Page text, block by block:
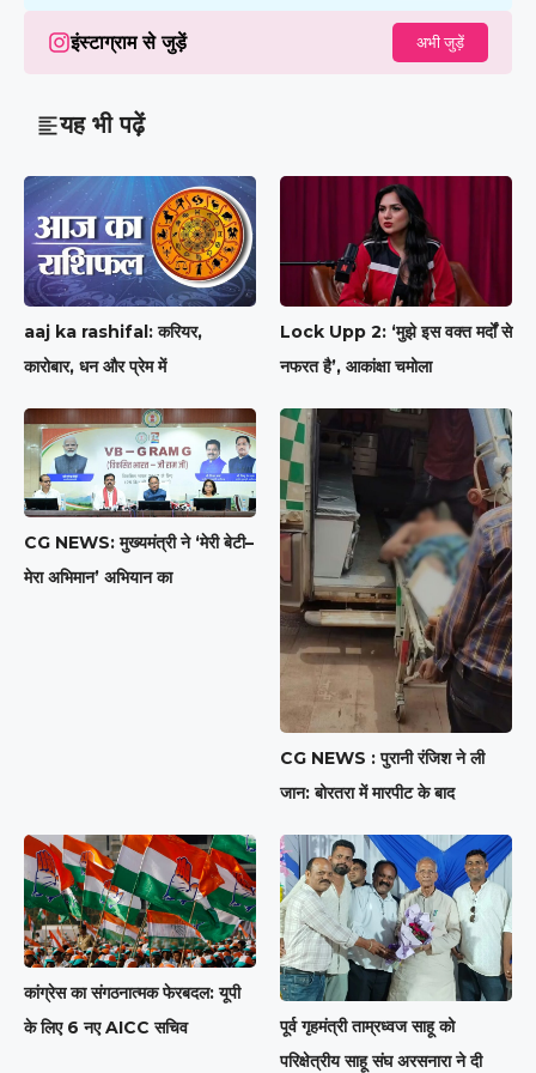
इंस्टाग्राम से जुड़ें अभी जुड़ें
यह भी पढ़ें
aaj ka rashifal: करियर,
कारोबार, धन और प्रेम में
Lock Upp 2: ‘मुझे इस वक्त मर्दों से
नफरत है’, आकांक्षा चमोला
CG NEWS: मुख्यमंत्री ने ‘मेरी बेटी–
मेरा अभिमान’ अभियान का
CG NEWS : पुरानी रंजिश ने ली
जान: बोरतरा में मारपीट के बाद
कांग्रेस का संगठनात्मक फेरबदल: यूपी
के लिए 6 नए AICC सचिव
पूर्व गृहमंत्री ताम्रध्वज साहू को
परिक्षेत्रीय साहू संघ अरसनारा ने दी